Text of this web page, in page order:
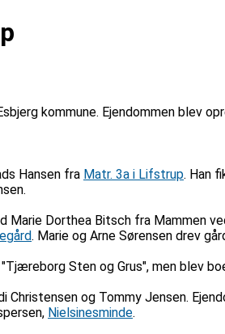
kommune. Ejendommen blev
Hansen fra Matr. 3a i Lifstrup. Han
Marie Dorthea Bitsch fra Mammen
. Marie og Arne Sørensen drev
Sten og Grus", men blev
og Tommy Jensen.
Nielsinesminde.